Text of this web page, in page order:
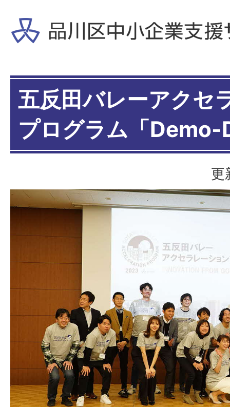
五反田バレーアクセ
プログラム「Demo-
更